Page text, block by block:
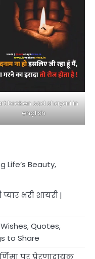
broken sad shayari in
english
Life’s Beauty,
भरी शायरी |
Quotes,
to Share
पर प्रेरणादायक